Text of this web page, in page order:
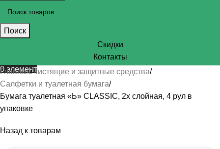
Поиск
Скидки
Контакты
0элемент
Главная Чистящие и защитные средства
Салфетки и туалетная бумага
Бумага туалетная «Ь» CLASSIC, 2х слойная, 4 рул в
упаковке
Назад к товарам